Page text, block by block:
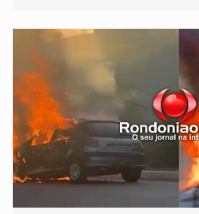
órbita